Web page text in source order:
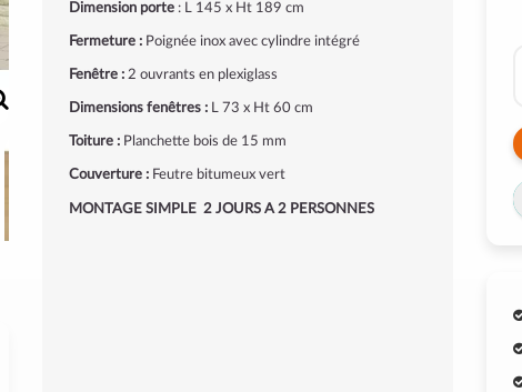
Dimension porte: L 145 x Ht 189 cm
Fermeture :Poignée inox avec cylindre intégré
Fenêtre :2 ouvrants en plexiglass
Dimensions fenêtres :L 73 x Ht 60 cm
Toiture : Planchette bois de 15 mm
Couverture :Feutre bitumeux vert
MONTAGE SIMPLE 2 JOURS A 2 PERSONNES